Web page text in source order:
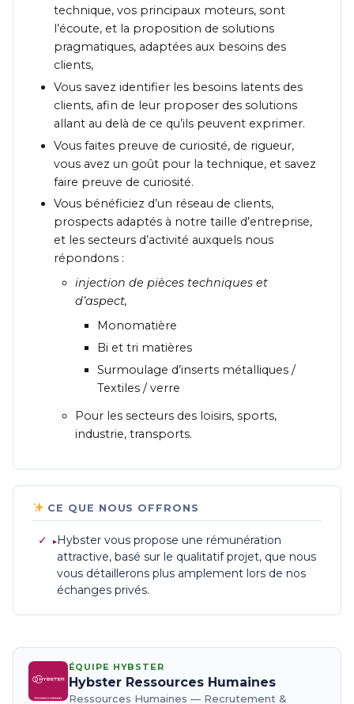
technique, vos principaux moteurs, sont
l’écoute, et la proposition de solutions
pragmatiques, adaptées aux besoins des
clients,
Vous savez identifier les besoins latents des
clients, afin de leur proposer des solutions
allant au delà de ce qu’ils peuvent exprimer.
Vous faites preuve de curiosité, de rigueur,
vous avez un goût pour la technique, et savez
faire preuve de curiosité.
Vous bénéficiez d’un réseau de clients,
prospects adaptés à notre taille d’entreprise,
et les secteurs d’activité auxquels nous
répondons :
injection de pièces techniques et
d’aspect,
Monomatière
Bi et tri matières
Surmoulage d’inserts métalliques /
Textiles / verre
Pour les secteurs des loisirs, sports,
industrie, transports.
CE QUE NOUS OFFRONS
✓
Hybster vous propose une rémunération
attractive, basé sur le qualitatif projet, que nous
vous détaillerons plus amplement lors de nos
échanges privés.
ÉQUIPE HYBSTER
Hybster Ressources Humaines
Ressources Humaines — Recrutement &